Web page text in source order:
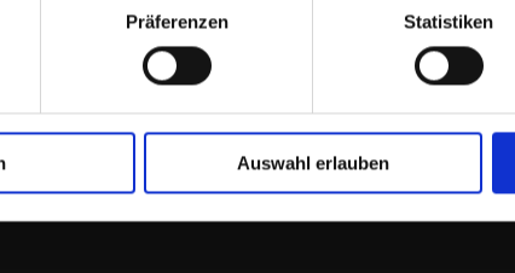
Präferenzen Statistiken
Auswahl erlauben
nicht nur ihr Wissen erweitern, sondern auch aktiv die
auf dem Laufenden zu bleiben und wertvolle Kontakte zu knüpfen.
eigenen Konsumation
Stammtische!